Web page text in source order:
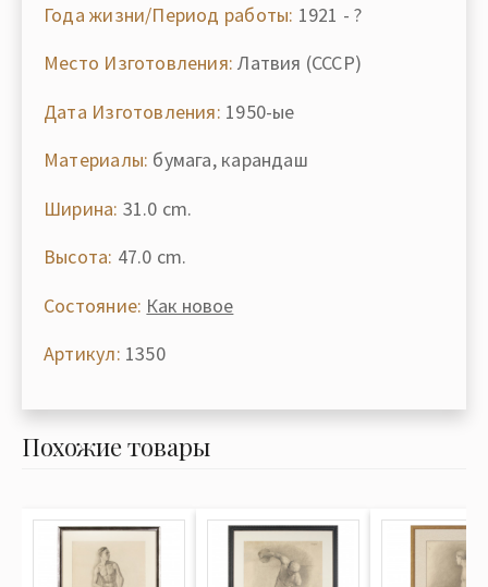
Года жизни/Период работы: 1921 - ?
Место Изготовления: Латвия (СССР)
Дата Изготовления: 1950-ые
Материалы: бумага, карандаш
Ширина: 31.0 cm.
Высота: 47.0 cm.
Состояние: Как новое
Артикул: 1350
Похожие товары